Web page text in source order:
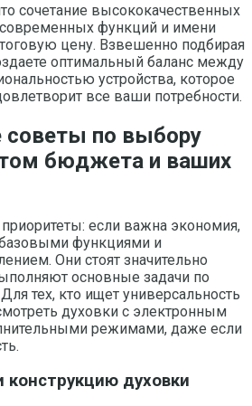
сочетание высококачественных
современных функций и имени
цену. Взвешенно подбирая
оптимальный баланс между
устройства, которое
все ваши потребности.
советы по выбору
бюджета и ваших
если важна экономия,
функциями и
Они стоят значительно
основные задачи по
тех, кто ищет универсальность
духовки с электронным
режимами, даже если
конструкцию духовки